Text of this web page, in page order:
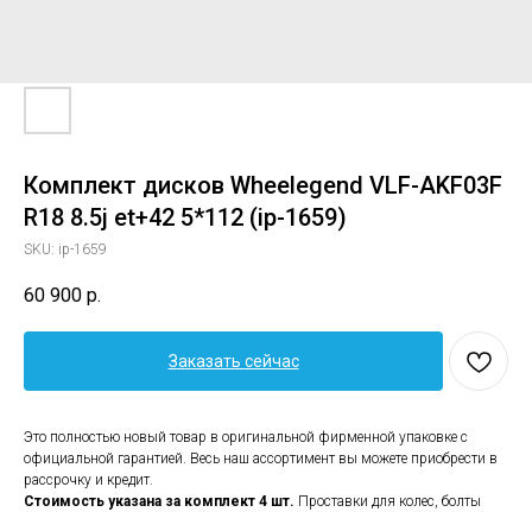
Комплект дисков Wheelegend VLF-AKF03F
R18 8.5j et+42 5*112 (ip-1659)
SKU: ip-1659
60 900 р.
Заказать сейчас
Это полностью новый товар в оригинальной фирменной упаковке с
официальной гарантией. Весь наш ассортимент вы можете приобрести в
рассрочку и кредит.
Стоимость указана за комплект 4 шт. Проставки для колес, болты